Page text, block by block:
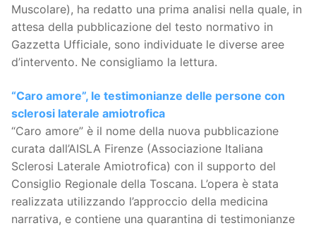
Muscolare), ha redatto una prima analisi nella quale, in
attesa della pubblicazione del testo normativo in
Gazzetta Ufficiale, sono individuate le diverse aree
d’intervento. Ne consigliamo la lettura.
“Caro amore”, le testimonianze delle persone con
sclerosi laterale amiotrofica
“Caro amore” è il nome della nuova pubblicazione
curata dall’AISLA Firenze (Associazione Italiana
Sclerosi Laterale Amiotrofica) con il supporto del
Consiglio Regionale della Toscana. L’opera è stata
realizzata utilizzando l’approccio della medicina
narrativa, e contiene una quarantina di testimonianze